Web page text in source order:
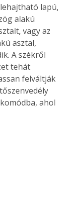
lapú,
alakú
vagy az
asztal,
A székről
tehát
felváltják
ahol